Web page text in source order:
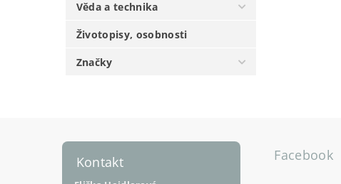
Věda a technika
Životopisy, osobnosti
Značky
Kontakt Facebook